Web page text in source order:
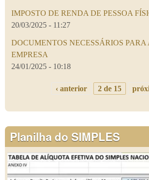
IMPOSTO DE RENDA DE PESSOA
20/03/2025 - 11:27
DOCUMENTOS NECESSÁRIOS
EMPRESA
24/01/2025 - 10:18
‹ anterior 2 de 15
Planilha do SIMPLES